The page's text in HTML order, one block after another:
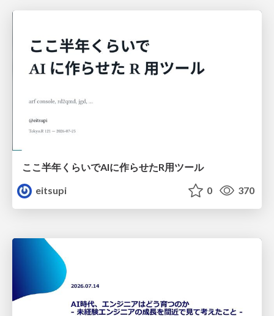
ここ半年くらいでAIに作らせたR用ツール
eitsupi
0 370